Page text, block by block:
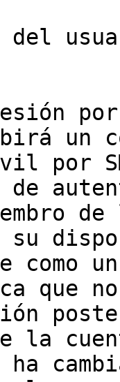
del
por
un
por
de
su
como
que no
la